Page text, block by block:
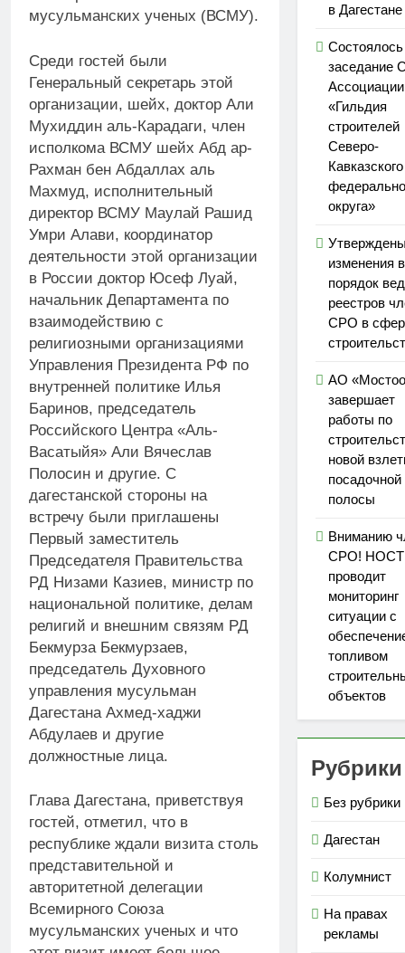
мусульманских ученых (ВСМУ).
Среди гостей были
Генеральный секретарь этой
организации, шейх, доктор Али
Мухиддин аль-Карадаги, член
исполкома ВСМУ шейх Абд ар-
Рахман бен Абдаллах аль
Махмуд, исполнительный
директор ВСМУ Маулай Рашид
Умри Алави, координатор
деятельности этой организации
в России доктор Юсеф Луай,
начальник Департамента по
взаимодействию с
религиозными организациями
Управления Президента РФ по
внутренней политике Илья
Баринов, председатель
Российского Центра «Аль-
Васатыйя» Али Вячеслав
Полосин и другие. С
дагестанской стороны на
встречу были приглашены
Первый заместитель
Председателя Правительства
РД Низами Казиев, министр по
национальной политике, делам
религий и внешним связям РД
Бекмурза Бекмурзаев,
председатель Духовного
управления мусульман
Дагестана Ахмед-хаджи
Абдулаев и другие
должностные лица.
Глава Дагестана, приветствуя
гостей, отметил, что в
республике ждали визита столь
представительной и
авторитетной делегации
Всемирного Союза
мусульманских ученых и что
в Дагестане
Состоялось
заседание
«Гильдия
строителей
Северо-
Кавказского
округа»
изменения в
порядок
реестров
СРО в
АО
завершает
работы по
новой
посадочной
полосы
Вниманию
СРО!
проводит
мониторинг
ситуации с
топливом
объектов
Рубрики
Без рубрики
Дагестан
Колумнист
На правах
рекламы